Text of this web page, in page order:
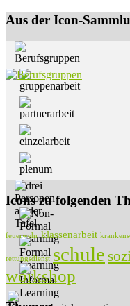
Aus der Icon-
Icons zu folgenden
feuerwehr klassenarbeit
rettungsdienst schule
workshop